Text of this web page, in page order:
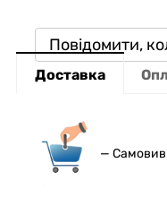
Повідомити,
Доставка
— С